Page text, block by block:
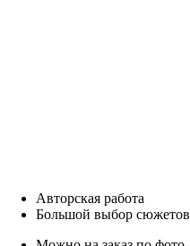
Авторская работа
Большой выбор сюжетов